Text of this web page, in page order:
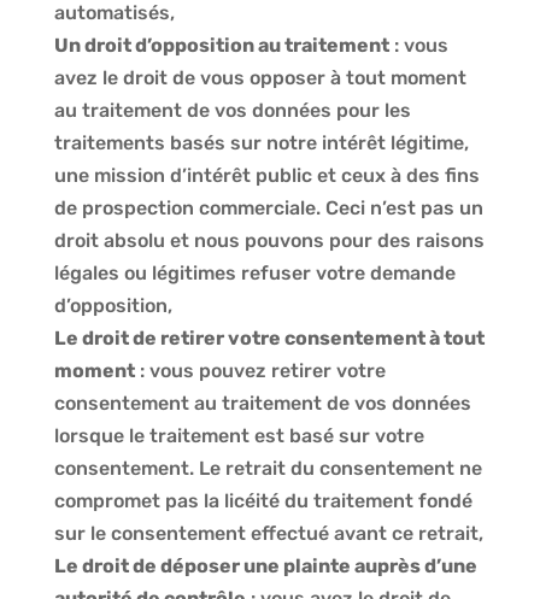
automatisés,
Un droit d’opposition au traitement: vous
avez le droit de vous opposer à tout moment
au traitement de vos données pour les
traitements basés sur notre intérêt légitime,
une mission d’intérêt public et ceux à des fins
de prospection commerciale. Ceci n’est pas un
droit absolu et nous pouvons pour des raisons
légales ou légitimes refuser votre demande
d’opposition,
Le droit de retirer votre consentement à tout
moment: vous pouvez retirer votre
consentement au traitement de vos données
lorsque le traitement est basé sur votre
consentement. Le retrait du consentement ne
compromet pas la licéité du traitement fondé
sur le consentement effectué avant ce retrait,
Le droit de déposer une plainte auprès d’une